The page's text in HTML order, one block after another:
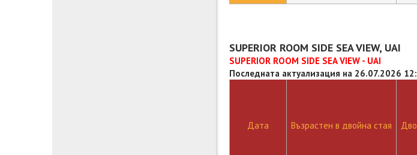
SUPERIOR ROOM SIDE SEA VIEW, UAI
SUPERIOR ROOM SIDE SEA VIEW - UAI
Последната актуализация на 26.07.2026
Дата Възрастен в двойна стая